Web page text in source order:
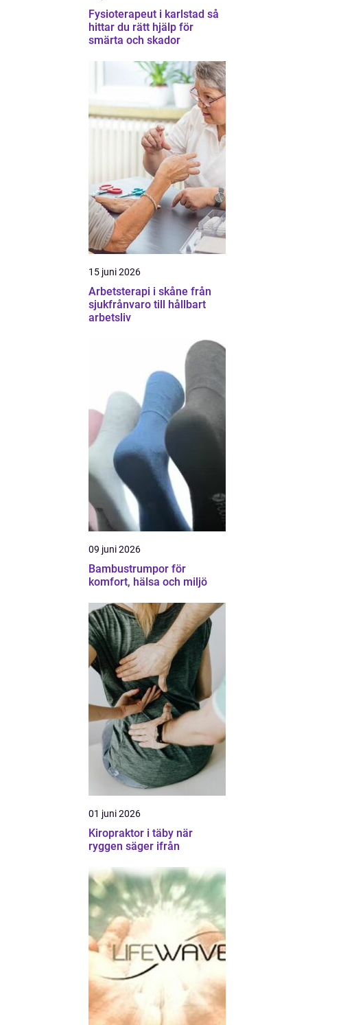
Fysioterapeut i karlstad så
hittar du rätt hjälp för
smärta och skador
15 juni 2026
Arbetsterapi i skåne från
sjukfrånvaro till hållbart
arbetsliv
09 juni 2026
Bambustrumpor för
komfort, hälsa och miljö
01 juni 2026
Kiropraktor i täby när
ryggen säger ifrån